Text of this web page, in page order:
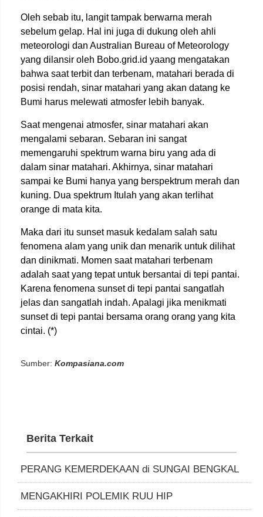
Oleh sebab itu, langit tampak berwarna merah
sebelum gelap. Hal ini juga di dukung oleh ahli
meteorologi dan Australian Bureau of Meteorology
yang dilansir oleh Bobo.grid.id yaang mengatakan
bahwa saat terbit dan terbenam, matahari berada di
posisi rendah, sinar matahari yang akan datang ke
Bumi harus melewati atmosfer lebih banyak.
Saat mengenai atmosfer, sinar matahari akan
mengalami sebaran. Sebaran ini sangat
memengaruhi spektrum warna biru yang ada di
dalam sinar matahari. Akhirnya, sinar matahari
sampai ke Bumi hanya yang berspektrum merah dan
kuning. Dua spektrum Itulah yang akan terlihat
orange di mata kita.
Maka dari itu sunset masuk kedalam salah satu
fenomena alam yang unik dan menarik untuk dilihat
dan dinikmati. Momen saat matahari terbenam
adalah saat yang tepat untuk bersantai di tepi pantai.
Karena fenomena sunset di tepi pantai sangatlah
jelas dan sangatlah indah. Apalagi jika menikmati
sunset di tepi pantai bersama orang orang yang kita
cintai. (*)
Sumber: Kompasiana.com
Berita Terkait
PERANG KEMERDEKAAN di SUNGAI BENGKAL
MENGAKHIRI POLEMIK RUU HIP